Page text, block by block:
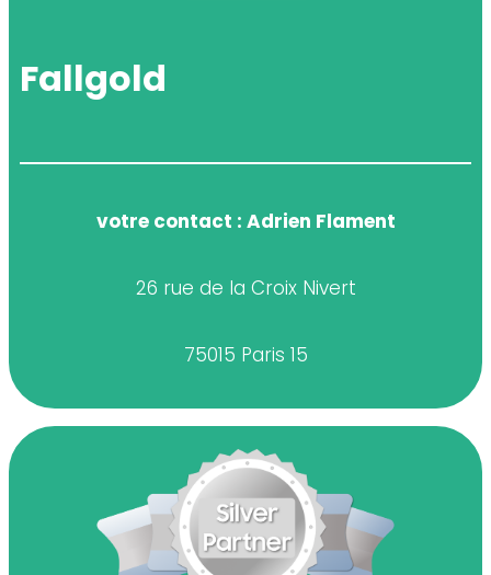
Fallgold
votre contact : Adrien Flament
26 rue de la Croix Nivert
75015 Paris 15